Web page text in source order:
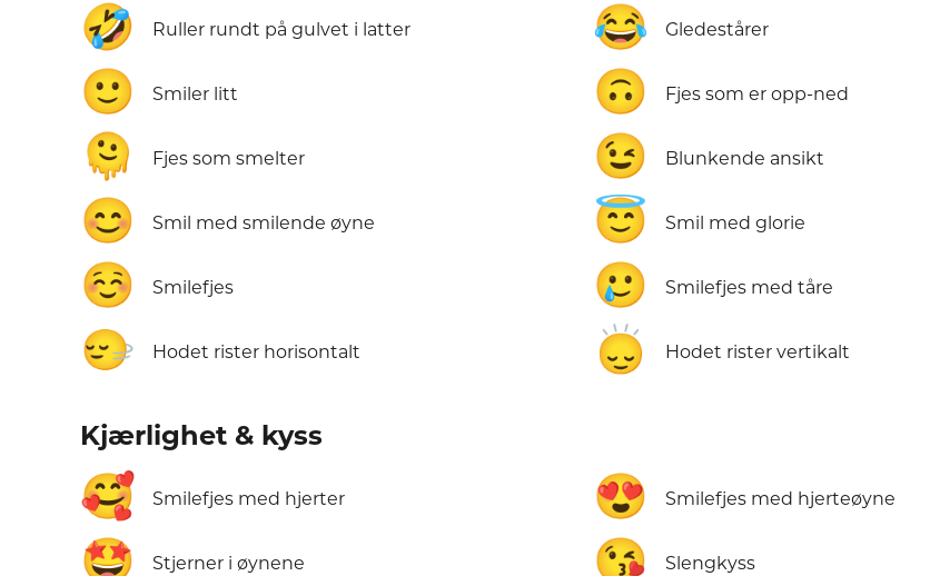
🤣 Ruller rundt på gulvet i latter 😂 Gledestårer
🙂 Smiler litt 🙃 Fjes som er opp-ned
🫠 Fjes som smelter 😉 Blunkende ansikt
😊 Smil med smilende øyne 😇 Smil med glorie
☺️ Smilefjes 🥲 Smilefjes med tåre
🙂‍↔️ Hodet rister horisontalt 🙂‍↕️ Hodet rister vertikalt
Kjærlighet & kyss
🥰 Smilefjes med hjerter 😍 Smilefjes med hjerteøyne
🤩 Stjerner i øynene 😘 Slengkyss